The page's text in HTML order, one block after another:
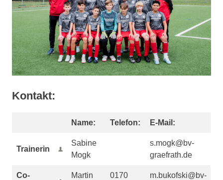
Kontakt:
Name: Telefon: E-Mail:
Trainerin
Sabine
Mogk
s.mogk@bv-
graefrath.de
Co-
Martin
0170
m.bukofski@bv-